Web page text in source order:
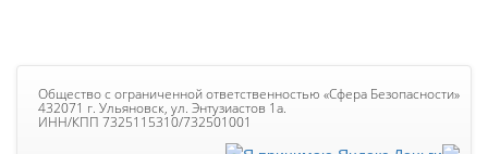
Общество с ограниченной ответственностью «Сфера Безопасности»
432071 г. Ульяновск, ул. Энтузиастов 1а.
ИНН/КПП 7325115310/732501001